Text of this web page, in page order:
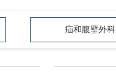
疝和腹壁外科